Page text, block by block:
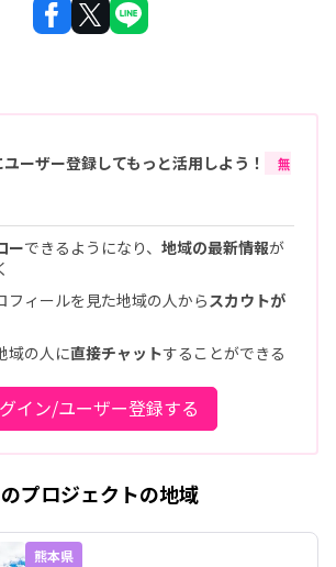
ユーザー登録してもっと活用しよう！
無
ーできるようになり、 地域の最新情報が
フィールを見た地域の人から スカウトが
域の人に直接チャットすることができる
イン/ユーザー登録する
プロジェクトの地域
熊本県